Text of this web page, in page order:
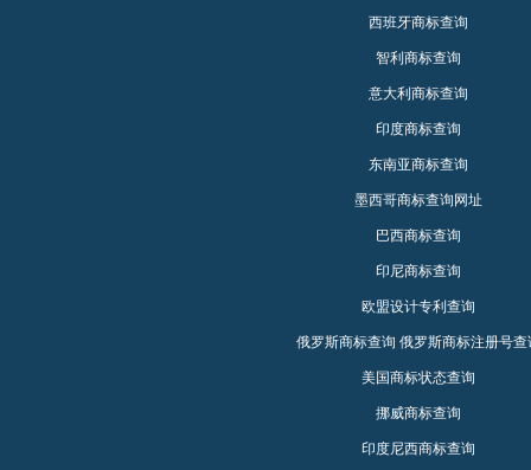
西班牙商标查询
智利商标查询
意大利商标查询
印度商标查询
东南亚商标查询
墨西哥商标查询网址
巴西商标查询
印尼商标查询
欧盟设计专利查询
俄罗斯商标查询 俄罗斯商标注册号查
美国商标状态查询
挪威商标查询
印度尼西商标查询